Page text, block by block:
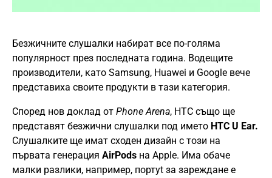
Безжичните слушалки набират все по-голяма
популярност през последната година. Водещите
производители, като Samsung, Huawei и Google вече
представиха своите продукти в тази категория.
Според нов доклад от Phone Arena, HTC също ще
представят безжични слушалки под името HTC U Ear.
Слушалките ще имат сходен дизайн с този на
първата генерация AirPods на Apple. Има обаче
малки разлики, например, портyt за зареждане е